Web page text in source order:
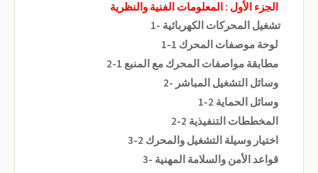
1- تشغيل المحركات الكهربائية